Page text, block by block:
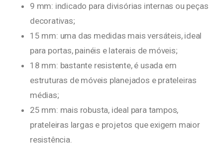
9 mm: indicado para divisórias internas ou peças
decorativas;
15 mm: uma das medidas mais versáteis, ideal
para portas, painéis e laterais de móveis;
18 mm: bastante resistente, é usada em
estruturas de móveis planejados e prateleiras
médias;
25 mm: mais robusta, ideal para tampos,
prateleiras largas e projetos que exigem maior
resistência.